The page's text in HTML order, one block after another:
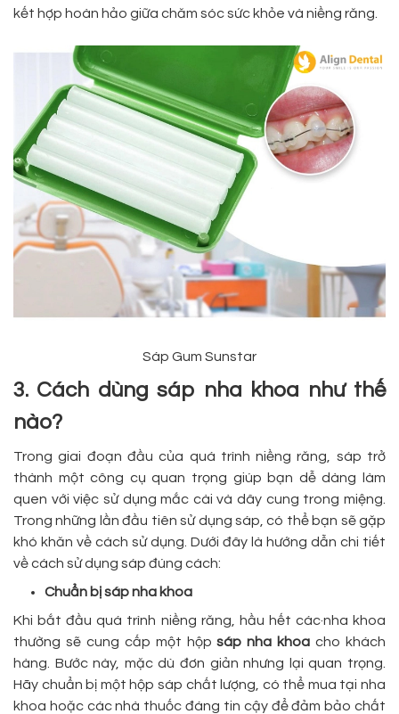
kết hợp hoàn hảo giữa chăm sóc sức khỏe và niềng răng.
Sáp Gum Sunstar
3. Cách dùng sáp nha khoa như thế
nào?
Trong giai đoạn đầu của quá trình niềng răng, sáp trở
thành một công cụ quan trọng giúp bạn dễ dàng làm
quen với việc sử dụng mắc cài và dây cung trong miệng.
Trong những lần đầu tiên sử dụng sáp, có thể bạn sẽ gặp
khó khăn về cách sử dụng. Dưới đây là hướng dẫn chi tiết
về cách sử dụng sáp đúng cách:
Chuẩn bị sáp nha khoa
Khi bắt đầu quá trình niềng răng, hầu hết các·nha khoa
thường sẽ cung cấp một hộpsáp nha khoa cho khách
hàng. Bước này, mặc dù đơn giản nhưng lại quan trọng.
Hãy chuẩn bị một hộp sáp chất lượng, có thể mua tại nha
khoa hoặc các nhà thuốc đáng tin cậy để đảm bảo chất